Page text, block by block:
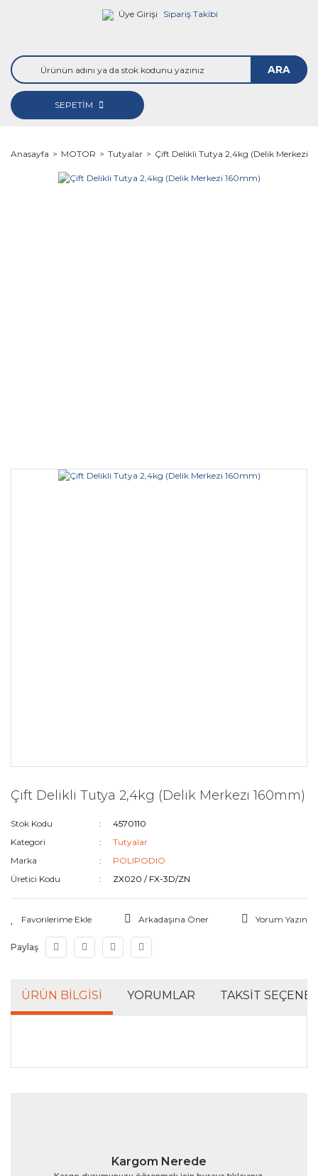
Üye Girişi Sipariş Takibi
ARA
SEPETİM
Anasayfa MOTOR Tutyalar Çift Delikli Tutya 2,4kg (Delik Merkezi
Çift Delikli Tutya 2,4kg (Delik Merkezi 160mm)
Stok Kodu
4570110
Kategori
Tutyalar
Marka
POLIPODIO
Üretici Kodu
ZX020 / FX-3D/ZN
Arkadaşına Öner Yorum Yazın
Paylaş
ÜRÜN BILGISI YORUMLAR TAKSIT
Bu ürünün fiyat bilgisi, resim, ürün açıklamalarında ve
Ürün açıklamasında eksik bilgiler bulunuyor.
Kargom Nerede